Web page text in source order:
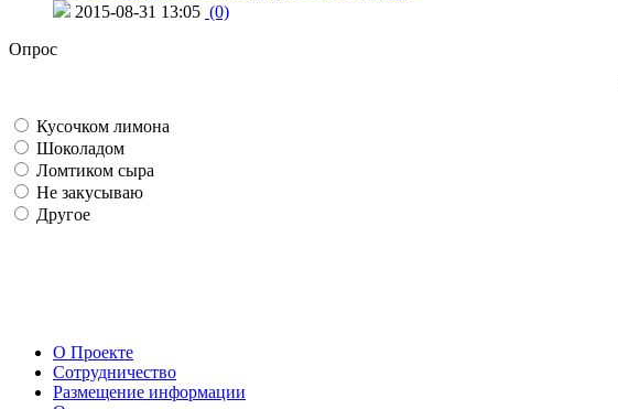
2015-08-31 13:05 (0)
Опрос
Кусочком лимона
Шоколадом
Ломтиком сыра
Не закусываю
Другое
О Проекте
Сотрудничество
Размещение информации